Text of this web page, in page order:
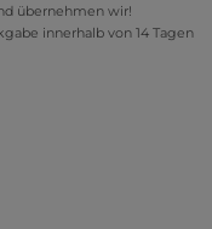
übernehmen wir!